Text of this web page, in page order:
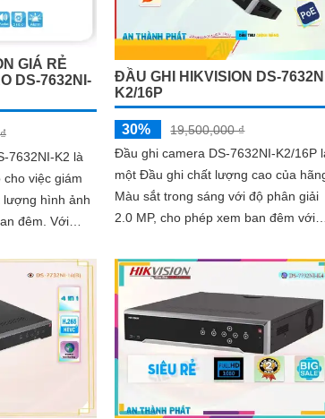
thiệu trên sẽ giúp bạn thu hút được khách hàng
GIÁ RẺ
DS-7632NI-
7632NI-K2 là
việc giám
lượng hình ảnh
Với
ĐẦU GHI HIKVISION DS-
K2/16P
30%
19,500,000 ₫
Đầu ghi camera DS-7632NI-K2/16P
một Đầu ghi chất lượng cao của
Màu sắt trong sáng với độ phân giải
2.0 MP, cho phép xem ban đêm với